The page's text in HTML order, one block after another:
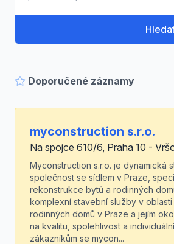
Doporučené záznamy
myconstruction s.r.o.
Na spojce 610/6, Praha 10 -
Myconstruction s.r.o. je dynamická
společnost se sídlem v Praze,
rekonstrukce bytů a rodinných
komplexní stavební služby v
rodinných domů v Praze a jejím
na kvalitu, spolehlivost a
zákazníkům se mycon...